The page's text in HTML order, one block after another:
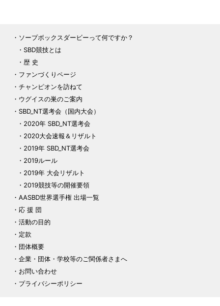
ソープボックスダービーって何ですか？
SBD競技とは
歴 史
ファンづくりページ
チャンピオンを訪ねて
ウグイスの巣のご案内
SBD_NT選考会（国内大会）
2020年 SBD_NT選考会
2020大会速報＆リザルト
2019年 SBD_NT選考会
2019ルール
2019年 大会リザルト
2019競技等の開催要領
AASBD世界選手権 出場一覧
応 援 団
活動の目的
定款
団体概要
企業・団体・学校等のご関係者さまへ
お問い合わせ
プライバシーポリシー